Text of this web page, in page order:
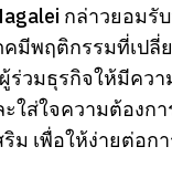
กล่าวยอม
คมีพฤติกรรมที่เป
มธุรกิจให้มีควา
ใส่ใจความต้องก
ม เพื่อให้ง่ายต่อ